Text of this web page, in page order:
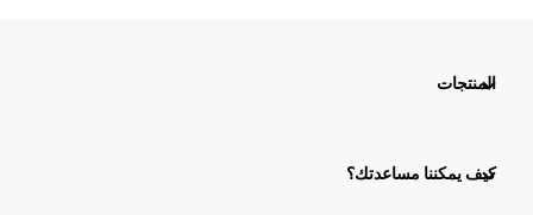
المنتجات
كيف يمكننا مساعدتك؟